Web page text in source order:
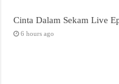
Cinta Dalam Sekam Live
6 hours ago